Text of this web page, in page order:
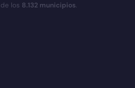
los 8.132 municipios.